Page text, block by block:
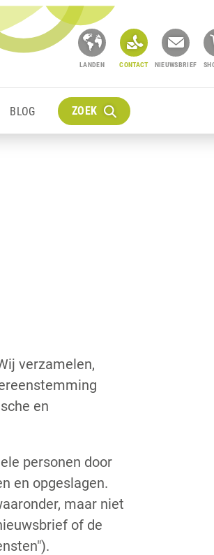
LANDEN CONTACT NIEUWSBRIEF
BLOG ZOEK
verzamelen,
en
personen door
en opgeslagen.
maar niet
of de